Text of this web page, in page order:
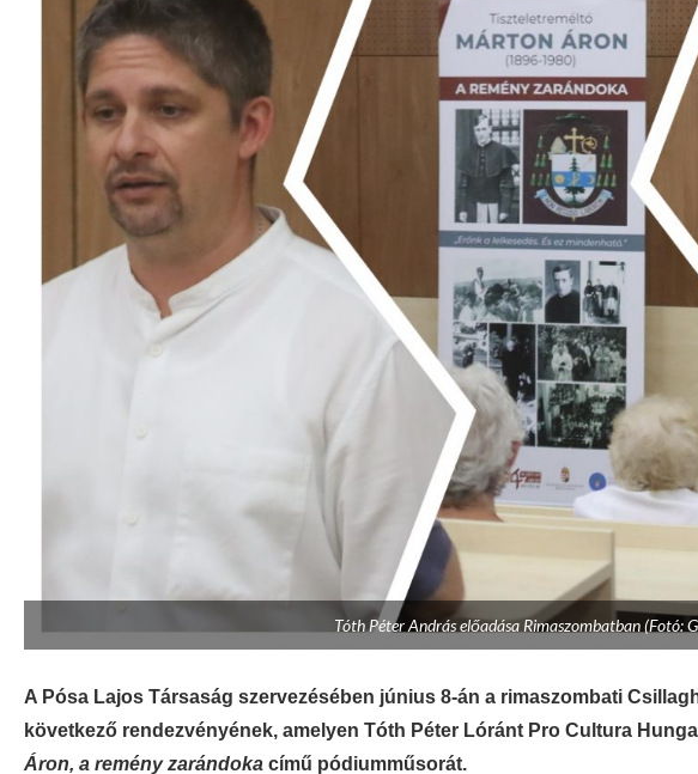
Tóth Péter András előadása Rimaszombatban (Fotó:
A Pósa Lajos Társaság szervezésében június 8-án a rimaszombati
következő rendezvényének, amelyen Tóth Péter Lóránt Pro Cultura
Áron, a remény zarándoka című pódiumműsorát.